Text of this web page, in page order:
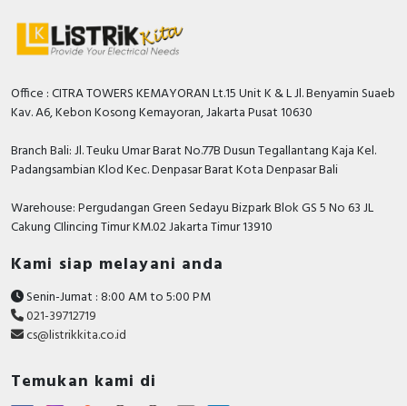
Office : CITRA TOWERS KEMAYORAN Lt.15 Unit K & L Jl. Benyamin Suaeb
Kav. A6, Kebon Kosong Kemayoran, Jakarta Pusat 10630
Branch Bali: Jl. Teuku Umar Barat No.77B Dusun Tegallantang Kaja Kel.
Padangsambian Klod Kec. Denpasar Barat Kota Denpasar Bali
Warehouse: Pergudangan Green Sedayu Bizpark Blok GS 5 No 63 JL
Cakung CIlincing Timur KM.02 Jakarta Timur 13910
Kami siap melayani anda
Senin-Jumat : 8:00 AM to 5:00 PM
021-39712719
cs@listrikkita.co.id
Temukan kami di